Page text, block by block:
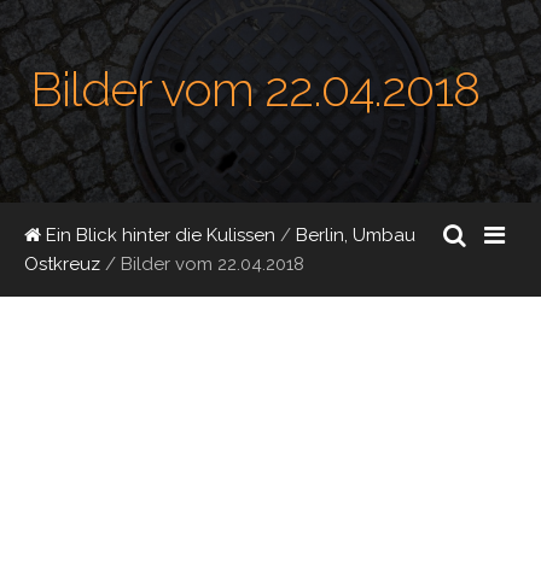
Bilder vom 22.04.2018
Ein Blick hinter die Kulissen / Berlin, Umbau
Ostkreuz / Bilder vom 22.04.2018